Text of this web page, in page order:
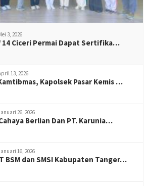
3, 2026
14 Ciceri Permai Dapat Sertifika…
13, 2026
Kapolsek Pasar Kemis …
26, 2026
Berlian Dan PT. Karunia…
16, 2026
BSM dan SMSI Kabupaten Tanger…